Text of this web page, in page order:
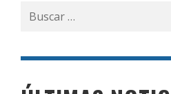
Buscar
por: